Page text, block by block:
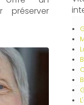
préserver